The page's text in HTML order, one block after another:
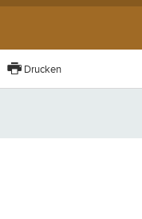
Drucken